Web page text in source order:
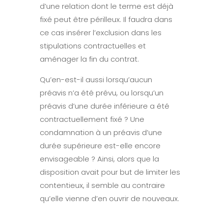
d’une relation dont le terme est déjà
fixé peut être périlleux. Il faudra dans
ce cas insérer l’exclusion dans les
stipulations contractuelles et
aménager la fin du contrat.
Qu’en-est-il aussi lorsqu’aucun
préavis n’a été prévu, ou lorsqu’un
préavis d’une durée inférieure a été
contractuellement fixé ? Une
condamnation à un préavis d’une
durée supérieure est-elle encore
envisageable ? Ainsi, alors que la
disposition avait pour but de limiter les
contentieux, il semble au contraire
qu’elle vienne d’en ouvrir de nouveaux.